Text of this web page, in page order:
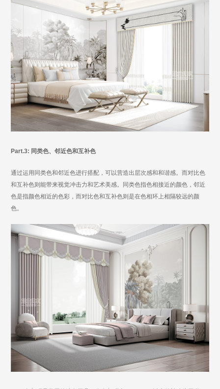
Part.3: 同类色、邻近色和互补色
通过运用同类色和邻近色进行搭配，可以营造出层次感和和谐感。而对比色
和互补色则能带来视觉冲击力和艺术美感。同类色指色相接近的颜色，邻近
色是指颜色相近的色彩，而对比色和互补色则是在色相环上相隔较远的颜
色。